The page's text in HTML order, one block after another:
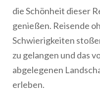
die Schönheit dieser
genießen. Reisende
Schwierigkeiten
zu gelangen und das
abgelegenen
erleben.